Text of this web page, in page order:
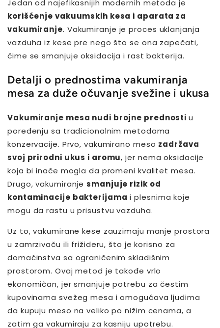
Jedan od najefikasnijih modernih metoda je
korišćenje vakuumskih kesa i aparata za
vakumiranje. Vakumiranje je proces uklanjanja
vazduha iz kese pre nego što se ona zapečati,
čime se smanjuje oksidacija i rast bakterija.
Detalji o prednostima vakumiranja
mesa za duže očuvanje svežine i ukusa
Vakumiranje mesa nudi brojne prednostiu
poređenju sa tradicionalnim metodama
konzervacije. Prvo, vakumirano meso zadržava
svoj prirodni ukus i aromu, jer nema oksidacije
koja bi inače mogla da promeni kvalitet mesa.
Drugo, vakumiranjesmanjuje rizik od
kontaminacije bakterijama i plesnima koje
mogu da rastu u prisustvu vazduha.
Uz to, vakumirane kese zauzimaju manje prostora
u zamrzivaču ili frižideru, što je korisno za
domaćinstva sa ograničenim skladišnim
prostorom. Ovaj metod je takođe vrlo
ekonomičan, jer smanjuje potrebu za čestim
kupovinama svežeg mesa i omogućava ljudima
da kupuju meso na veliko po nižim cenama, a
zatim ga vakumiraju za kasniju upotrebu.